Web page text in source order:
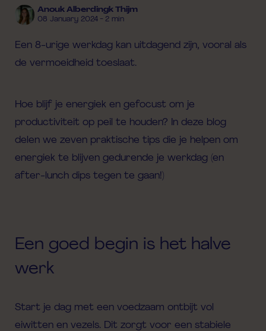
Anouk Alberdingk Thijm
08 January 2024 - 2 min
Een 8-urige werkdag kan uitdagend zijn, vooral als
de vermoeidheid toeslaat.
Hoe blijf je energiek en gefocust om je
productiviteit op peil te houden? In deze blog
delen we zeven praktische tips die je helpen om
energiek te blijven gedurende je werkdag (en
after-lunch dips tegen te gaan!)
Een goed begin is het halve
werk
Start je dag met een voedzaam ontbijt vol
eiwitten en vezels. Dit zorgt voor een stabiele